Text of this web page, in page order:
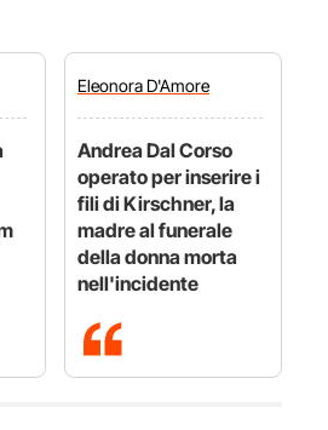
EleonoraD'Amore
Andrea Dal Corso
operato per inserire i
fili di Kirschner, la
madre al funerale
della donna morta
nell'incidente